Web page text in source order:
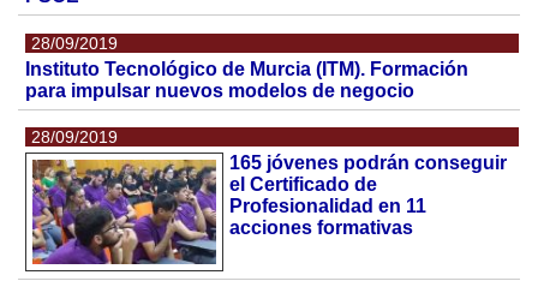
28/09/2019
Instituto Tecnológico de Murcia (ITM). Formación
para impulsar nuevos modelos de negocio
28/09/2019
165 jóvenes podrán conseguir
el Certificado de
Profesionalidad en 11
acciones formativas